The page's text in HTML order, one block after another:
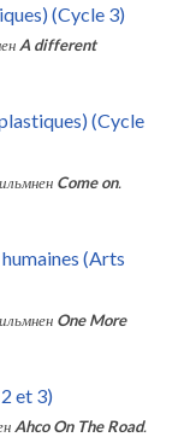
(Cycle 3)
A different
(Cycle
Come on.
(Arts
One More
et 3)
Ahco On The Road.